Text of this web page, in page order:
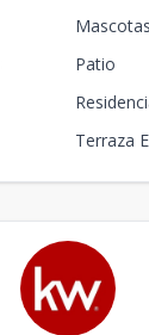
Patio
Terraza